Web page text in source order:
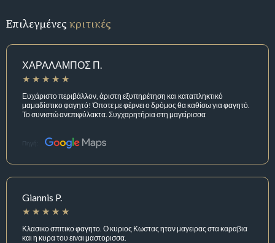
Επιλεγμένεςκριτικές
ΧΑΡΑΛΑΜΠΟΣ Π.
Ευχάριστο περιβάλλον, άριστη εξυπηρέτηση και καταπληκτικό
μαμαδίστικο φαγητό! Όποτε με φέρνει ο δρόμος θα καθίσω για φαγητό.
Το συνιστώ ανεπιφύλακτα. Συγχαρητήρια στη μαγείρισσα
Πηγή:
Giannis P.
Κλασικο σπιτικο φαγητο. Ο κυριος Κωστας ηταν μαγειρας στα καραβια
και η κυρα του ειναι μαστορισσα.